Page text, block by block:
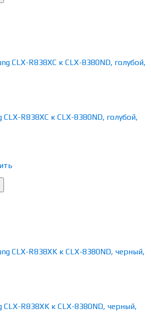
CLX-R838XC к CLX-8380ND, голубой,
CLX-R838XK к CLX-8380ND, черный,